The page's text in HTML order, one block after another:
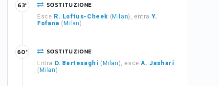
SOSTITUZIONE
Esce R. Loftus-Cheek ( Milan), entra Y.
Fofana ( Milan)
63'
SOSTITUZIONE
Entra D. Bartesaghi ( Milan), esceA. Jashari
( Milan)
60'